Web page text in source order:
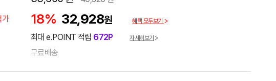
가
18% 32,928원 혜택 모두보기
최대 e.POINT 적립 672P 자세히보기
무료배송